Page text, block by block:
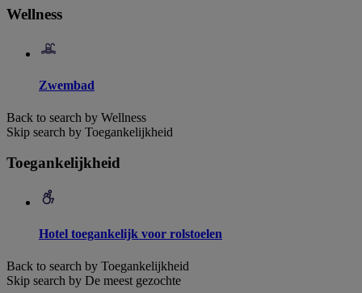
Wellness
Zwembad
Back to search by Wellness
Skip search by Toegankelijkheid
Toegankelijkheid
Hotel toegankelijk voor rolstoelen
Back to search by Toegankelijkheid
Skip search by De meest gezochte